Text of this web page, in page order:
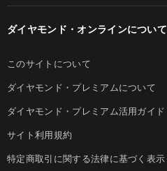
ダイヤモンド・オンラインについて
このサイトについて
ダイヤモンド・プレミアムについて
ダイヤモンド・プレミアム活用ガイド
サイト利用規約
特定商取引に関する法律に基づく表示